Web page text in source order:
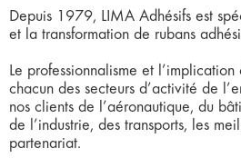
Depuis 1979, LIMA Adhésifs est
et la transformation de rubans
Le professionnalisme et
chacun des secteurs d’activité de
nos clients de l’aéronautique, du
de l’industrie, des transports, les
partenariat.